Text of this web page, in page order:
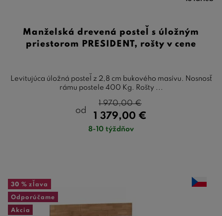
Manželská drevená posteľ s úložným
priestorom PRESIDENT, rošty v cene
Levitujúca úložná posteľ z 2,8 cm bukového masívu. Nosnosť
rámu postele 400 Kg. Rošty ...
od
1 379,00 €
1 970,00€
8-10 týždňov
30 % zľava
Odporúčame
Akcia